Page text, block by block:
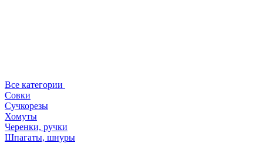
Все категории
Совки
Сучкорезы
Хомуты
Черенки, ручки
Шпагаты, шнуры